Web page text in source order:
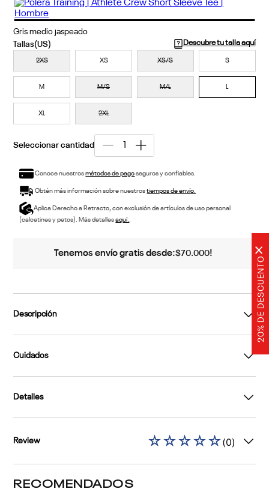
20% DE DESCUENTO
×
Gris medio jaspeado
Descubre tu talla aquí
2XS XS XS/S S
M M/S M/L L
XL 2XL
Conoce nuestrosmétodos de pagoseguros y confiables.
Obtén más información sobre nuestrostiempos de envío.
Aplica Derecho a Retracto, con exclusión de artículos de uso personal
(calcetines y petos). Más detallesaquí..
Tenemos envío gratis desde:$70.000!
Descripción
Cuidados
Detalles
Review ☆☆☆☆☆(0)
RECOMENDADOS